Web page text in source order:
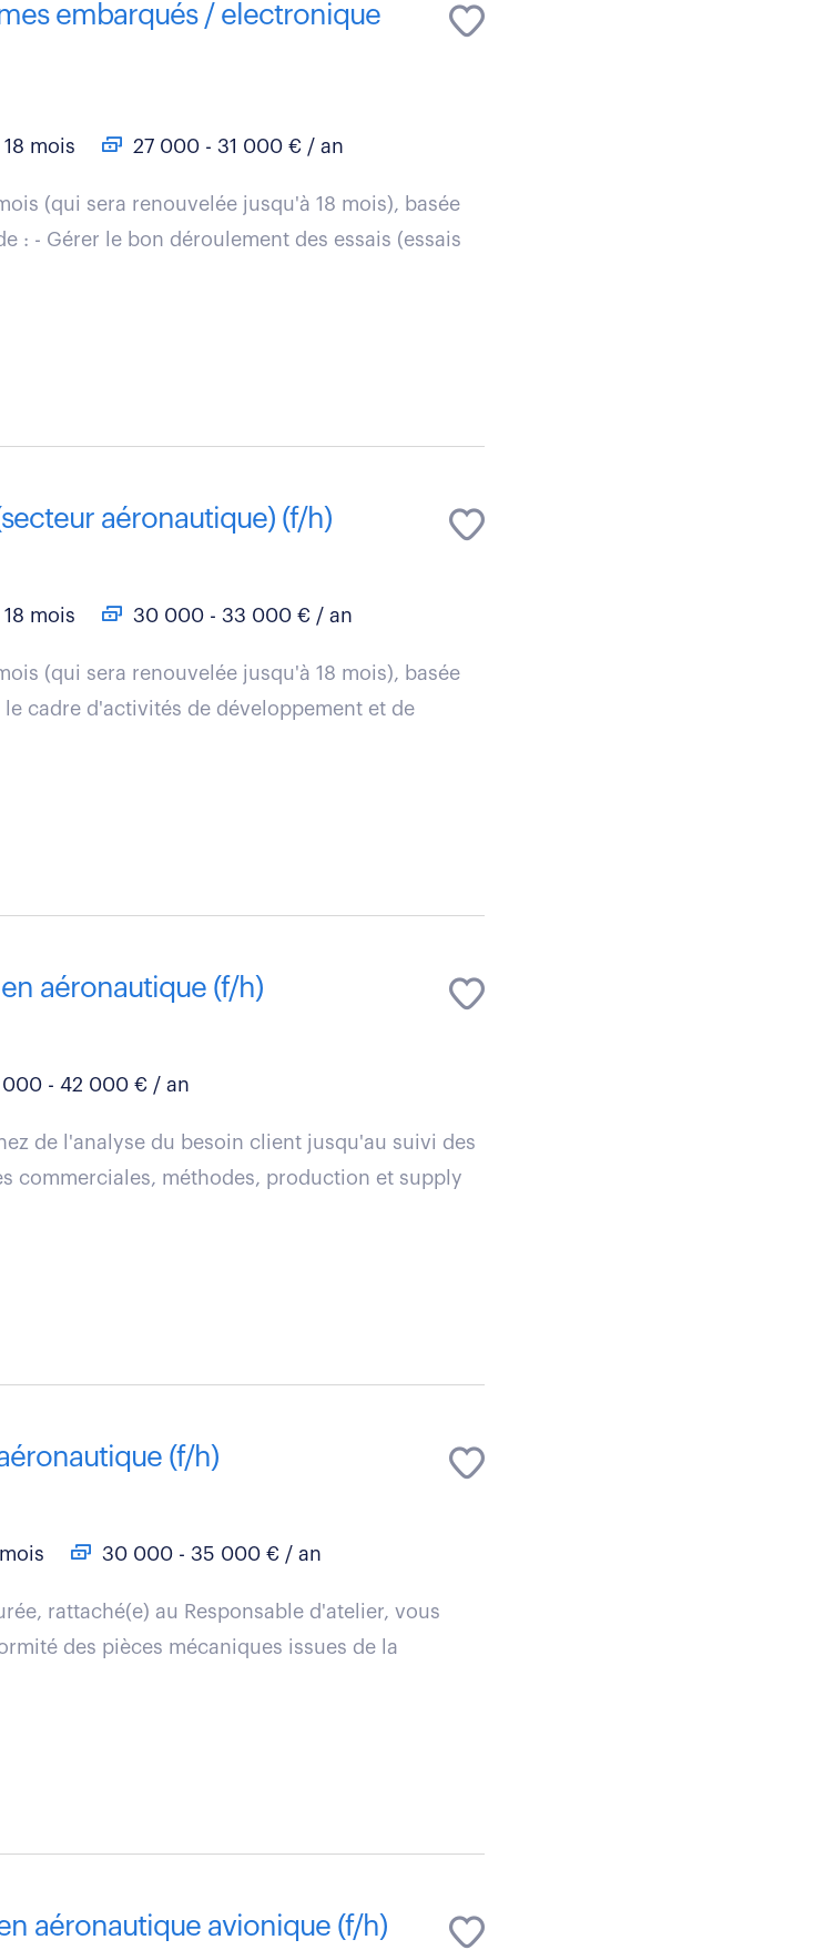
embarqués / electronique
18 mois 27 000 - 31 000 € / an
(qui sera renouvelée jusqu'à 18 mois), basée
: - Gérer le bon déroulement des essais (essais
aéronautique) (f/h)
18 mois 30 000 - 33 000 € / an
(qui sera renouvelée jusqu'à 18 mois), basée
cadre d'activités de développement et de
aéronautique (f/h)
- 42 000 € / an
de l'analyse du besoin client jusqu'au suivi des
commerciales, méthodes, production et supply
(f/h)
30 000 - 35 000 € / an
rattaché(e) au Responsable d'atelier, vous
des pièces mécaniques issues de la
aéronautique avionique (f/h)